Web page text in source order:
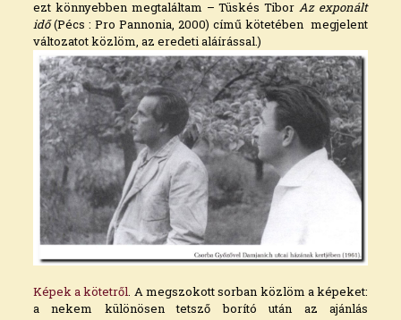
ezt könnyebben megtaláltam – Tüskés TiborAz exponált
idő(Pécs : Pro Pannonia, 2000) című kötetében megjelent
változatot közlöm, az eredeti aláírással.)
Képek a kötetről. A megszokott sorban közlöm a képeket:
a nekem különösen tetsző borító után az ajánlás